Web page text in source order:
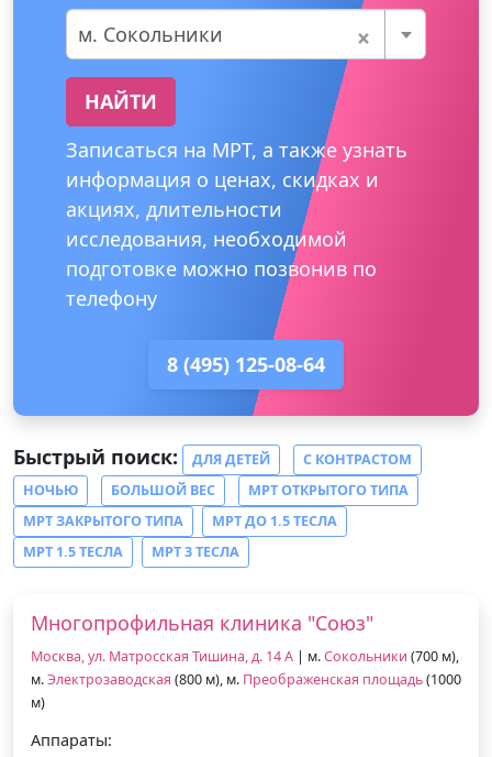
×
м. Сокольники
НАЙТИ
Записаться на МРТ, а также узнать
информация о ценах, скидках и
акциях, длительности
исследования, необходимой
подготовке можно позвонив по
телефону
8 (495) 125-08-64
Быстрый поиск: ДЛЯ ДЕТЕЙ
С КОНТРАСТОМ
НОЧЬЮ
БОЛЬШОЙ ВЕС
МРТ ОТКРЫТОГО ТИПА
МРТ ЗАКРЫТОГО ТИПА
МРТ ДО 1.5 ТЕСЛА
МРТ 1.5 ТЕСЛА
МРТ 3 ТЕСЛА
Многопрофильная клиника "Союз"
Москва, ул. Матросская Тишина, д. 14 А | м.Сокольники (700 м),
м.Электрозаводская (800 м), м. Преображенская площадь(1000
м)
Аппараты: